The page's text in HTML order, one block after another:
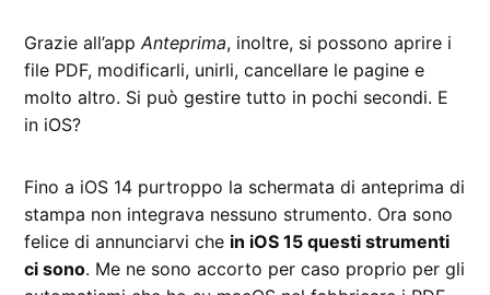
Grazie all’appAnteprima, inoltre, si possono aprire i
file PDF, modificarli, unirli, cancellare le pagine e
molto altro. Si può gestire tutto in pochi secondi. E
in iOS?
Fino a iOS 14 purtroppo la schermata di anteprima di
stampa non integrava nessuno strumento. Ora sono
felice di annunciarvi che in iOS 15 questi strumenti
ci sono. Me ne sono accorto per caso proprio per gli